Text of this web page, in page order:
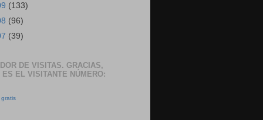
(133)
(96)
(39)
DE VISITAS. GRACIAS,
ES EL VISITANTE NÚMERO: